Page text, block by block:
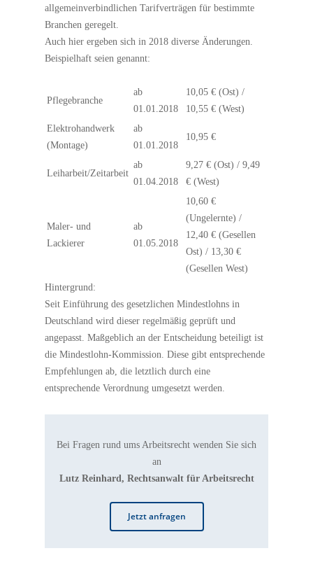
allgemeinverbindlichen Tarifverträgen für bestimmte
Branchen geregelt.
Auch hier ergeben sich in 2018 diverse Änderungen.
Beispielhaft seien genannt:
Pflegebranche
ab
01.01.2018
10,05 € (Ost) /
10,55 € (West)
Elektrohandwerk
(Montage)
ab
01.01.2018
10,95 €
Leiharbeit/Zeitarbeit
ab
01.04.2018
9,27 € (Ost) / 9,49
€ (West)
Maler- und
Lackierer
ab
01.05.2018
10,60 €
(Ungelernte) /
12,40 € (Gesellen
Ost) / 13,30 €
(Gesellen West)
Hintergrund:
Seit Einführung des gesetzlichen Mindestlohns in
Deutschland wird dieser regelmäßig geprüft und
angepasst. Maßgeblich an der Entscheidung beteiligt ist
die Mindestlohn-Kommission. Diese gibt entsprechende
Empfehlungen ab, die letztlich durch eine
entsprechende Verordnung umgesetzt werden.
Bei Fragen rund ums Arbeitsrecht wenden Sie sich
an
Lutz Reinhard, Rechtsanwalt für Arbeitsrecht
Jetzt anfragen